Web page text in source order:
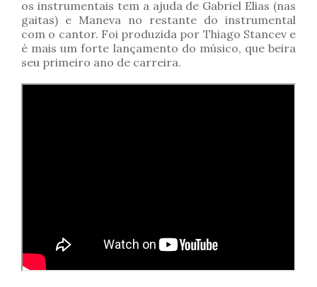
os instrumentais tem a ajuda de Gabriel Elias (nas
gaitas) e Maneva no restante do instrumental
com o cantor. Foi produzida por Thiago Stancev e
é mais um forte lançamento do músico, que beira
seu primeiro ano de carreira.